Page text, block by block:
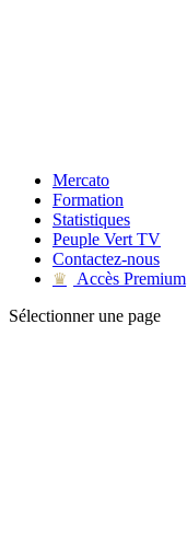
Mercato
Formation
Statistiques
Peuple Vert TV
Contactez-nous
♛
Accès Premium
Sélectionner une page